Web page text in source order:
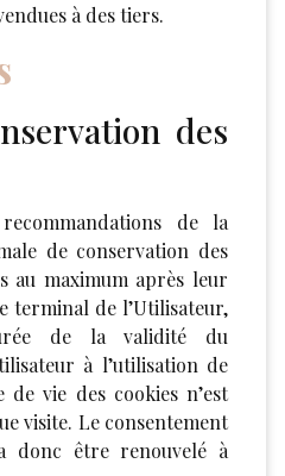
à des tiers.
des
de la
de conservation des
au maximum après leur
terminal de l’Utilisateur,
de la validité du
à l’utilisation de
de vie des cookies n’est
visite. Le consentement
donc être renouvelé à